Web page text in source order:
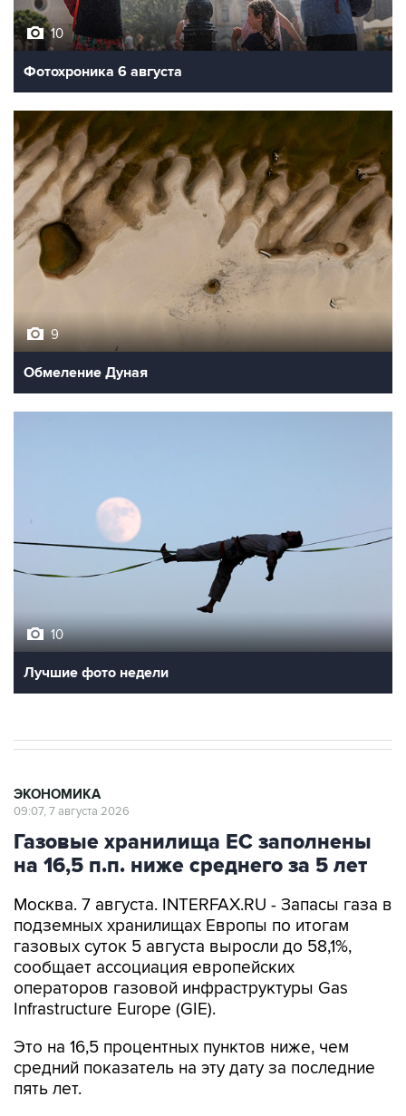
10
Фотохроника 6 августа
9
Обмеление Дуная
10
Лучшие фото недели
ЭКОНОМИКА
09:07, 7 августа 2026
Газовые хранилища ЕС заполнены
на 16,5 п.п. ниже среднего за 5 лет
Москва. 7 августа. INTERFAX.RU - Запасы газа в
подземных хранилищах Европы по итогам
газовых суток 5 августа выросли до 58,1%,
сообщает ассоциация европейских
операторов газовой инфраструктуры Gas
Infrastructure Europe (GIE).
Это на 16,5 процентных пунктов ниже, чем
средний показатель на эту дату за последние
пять лет.